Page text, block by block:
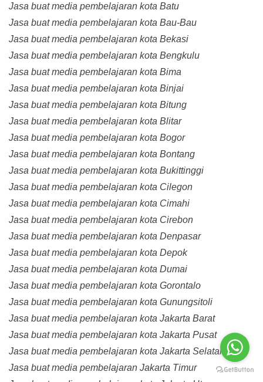
Jasa buat media pembelajaran kota Batu
Jasa buat media pembelajaran kota Bau-Bau
Jasa buat media pembelajaran kota Bekasi
Jasa buat media pembelajaran kota Bengkulu
Jasa buat media pembelajaran kota Bima
Jasa buat media pembelajaran kota Binjai
Jasa buat media pembelajaran kota Bitung
Jasa buat media pembelajaran kota Blitar
Jasa buat media pembelajaran kota Bogor
Jasa buat media pembelajaran kota Bontang
Jasa buat media pembelajaran kota Bukittinggi
Jasa buat media pembelajaran kota Cilegon
Jasa buat media pembelajaran kota Cimahi
Jasa buat media pembelajaran kota Cirebon
Jasa buat media pembelajaran kota Denpasar
Jasa buat media pembelajaran kota Depok
Jasa buat media pembelajaran kota Dumai
Jasa buat media pembelajaran kota Gorontalo
Jasa buat media pembelajaran kota Gunungsitoli
Jasa buat media pembelajaran kota Jakarta Barat
Jasa buat media pembelajaran kota Jakarta Pusat
Jasa buat media pembelajaran kota Jakarta Selatan
Jasa buat media pembelajaran Jakarta Timur